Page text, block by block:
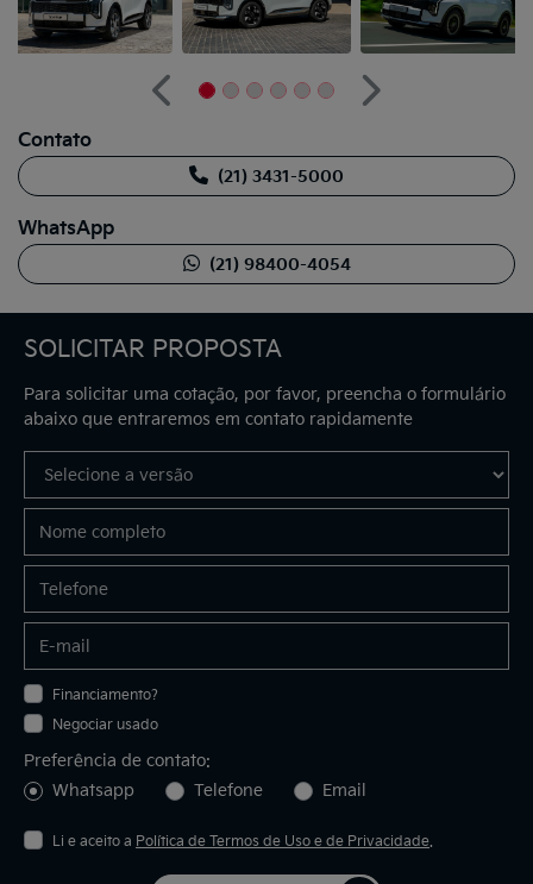
SOLICITAR PROPOSTA
Para solicitar uma cotação, por favor, preencha o formulário
abaixo que entraremos em contato rapidamente
Financiamento?
Negociar usado
Preferência de contato:
Whatsapp
Telefone Email
Li e aceito a Política de Termos de Uso e de Privacidade.
Anterior
Próximo
Contato
(21) 3431-5000
WhatsApp
(21) 98400-4054